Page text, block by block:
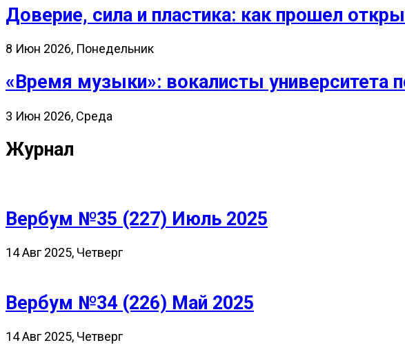
Доверие, сила и пластика: как прошел
8 Июн 2026, Понедельник
«Время музыки»: вокалисты университета
3 Июн 2026, Среда
Журнал
Вербум №35 (227) Июль 2025
14 Авг 2025, Четверг
Вербум №34 (226) Май 2025
14 Авг 2025, Четверг